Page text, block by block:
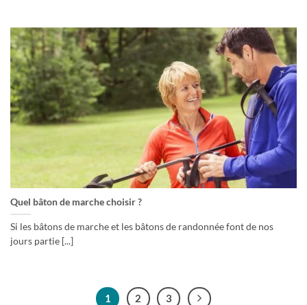
Quel bâton de marche choisir ?
Si les bâtons de marche et les bâtons de randonnée font de nos
jours partie [...]
1 2 3